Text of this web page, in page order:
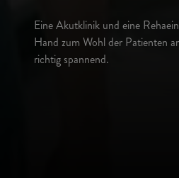
Eine Akutklinik und eine
Hand zum Wohl der Patienten
richtig spannend.